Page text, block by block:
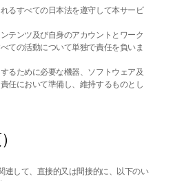
るすべての日本法を遵守して本サービ
テンツ及び自身のアカウントとワーク
ての活動について単独で責任を負いま
るために必要な機器、ソフトウェア及
任において準備し、維持するものとし
連して、直接的又は間接的に、以下のい